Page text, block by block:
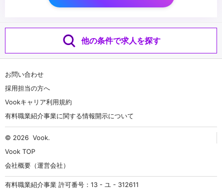
他の条件で求人を探す
お問い合わせ
採用担当の方へ
Vookキャリア利用規約
有料職業紹介事業に関する情報開示について
© 2026 Vook.
Vook TOP
会社概要（運営会社）
有料職業紹介事業 許可番号：13 - ユ - 312611